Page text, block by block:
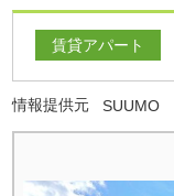
賃貸アパート
情報提供元 SUUMO